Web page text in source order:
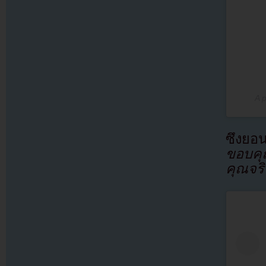
ซึงยอ
ขอบคุ
คุณจริ